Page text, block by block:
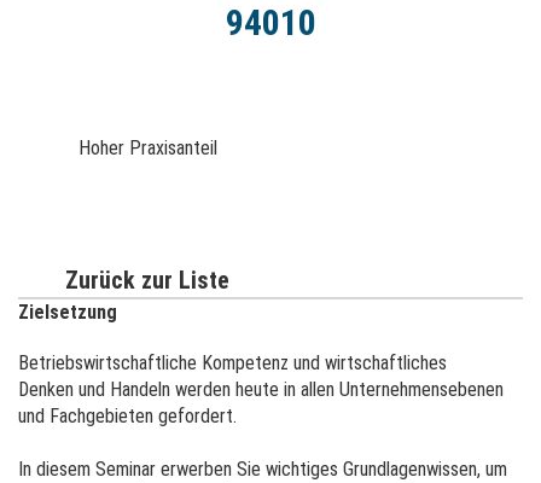
94010
Hoher Praxisanteil
Zurück zur Liste
Zielsetzung
Betriebswirtschaftliche Kompetenz und wirtschaftliches
Denken und Handeln werden heute in allen Unternehmensebenen
und Fachgebieten gefordert.
In diesem Seminar erwerben Sie wichtiges Grundlagenwissen, um